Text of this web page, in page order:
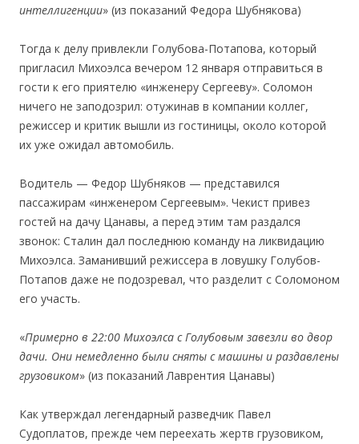
интеллигенции» (из показаний Федора Шубнякова)
Тогда к делу привлекли Голубова-Потапова, который
пригласил Михоэлса вечером 12 января отправиться в
гости к его приятелю «инженеру Сергееву». Соломон
ничего не заподозрил: отужинав в компании коллег,
режиссер и критик вышли из гостиницы, около которой
их уже ожидал автомобиль.
Водитель — Федор Шубняков — представился
пассажирам «инженером Сергеевым». Чекист привез
гостей на дачу Цанавы, а перед этим там раздался
звонок: Сталин дал последнюю команду на ликвидацию
Михоэлса. Заманивший режиссера в ловушку Голубов-
Потапов даже не подозревал, что разделит с Соломоном
его участь.
«Примерно в 22:00 Михоэлса с Голубовым завезли во двор
дачи. Они немедленно были сняты с машины и раздавлены
грузовиком» (из показаний Лаврентия Цанавы)
Как утверждал легендарный разведчик Павел
Судоплатов, прежде чем переехать жертв грузовиком,